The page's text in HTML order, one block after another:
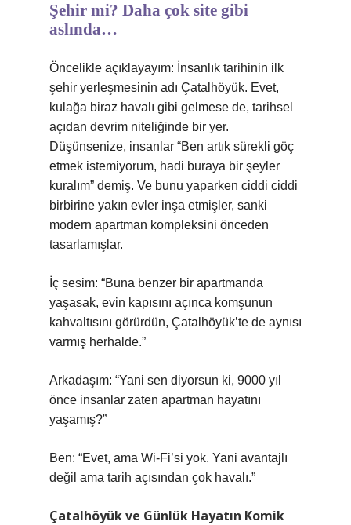
Şehir mi? Daha çok site gibi
aslında…
Öncelikle açıklayayım: İnsanlık tarihinin ilk
şehir yerleşmesinin adı Çatalhöyük. Evet,
kulağa biraz havalı gibi gelmese de, tarihsel
açıdan devrim niteliğinde bir yer.
Düşünsenize, insanlar “Ben artık sürekli göç
etmek istemiyorum, hadi buraya bir şeyler
kuralım” demiş. Ve bunu yaparken ciddi ciddi
birbirine yakın evler inşa etmişler, sanki
modern apartman kompleksini önceden
tasarlamışlar.
İç sesim: “Buna benzer bir apartmanda
yaşasak, evin kapısını açınca komşunun
kahvaltısını görürdün, Çatalhöyük’te de aynısı
varmış herhalde.”
Arkadaşım: “Yani sen diyorsun ki, 9000 yıl
önce insanlar zaten apartman hayatını
yaşamış?”
Ben: “Evet, ama Wi-Fi’si yok. Yani avantajlı
değil ama tarih açısından çok havalı.”
Çatalhöyük ve Günlük Hayatın Komik